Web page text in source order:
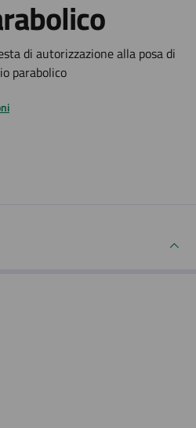
di autorizzazione alla posa di
parabolico